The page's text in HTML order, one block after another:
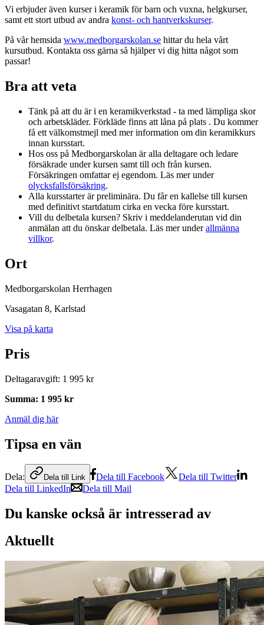
Vi erbjuder även kurser i keramik för barn och vuxna, helgkurser,
samt ett stort utbud av andra konst- och hantverkskurser.
På vår hemsida www.medborgarskolan.se hittar du hela vårt
kursutbud. Kontakta oss gärna så hjälper vi dig hitta något som
passar!
Bra att veta
Tänk på att du är i en keramikverkstad - ta med lämpliga skor
och arbetskläder. Förkläde finns att låna på plats . Du kommer
få ett välkomstmejl med mer information om din keramikkurs
innan kursstart.
Hos oss på Medborgarskolan är alla deltagare och ledare
försäkrade under kursen samt till och från kursen.
Försäkringen omfattar ej egendom. Läs mer under
olycksfallsförsäkring.
Alla kursstarter är preliminära. Du får en kallelse till kursen
med definitivt startdatum cirka en vecka före kursstart.
Vill du delbetala kursen? Skriv i meddelanderutan vid din
anmälan att du önskar delbetala. Läs mer underallmänna
villkor.
Ort
Medborgarskolan Herrhagen
Vasagatan 8, Karlstad
Visa på karta
Pris
Deltagaravgift: 1 995 kr
Summa: 1 995 kr
Anmäl dig här
Tipsa en vän
Dela: Dela till Link Dela till Facebook
Dela till Twitter
Dela till LinkedIn
Dela till Mail
Du kanske också är intresserad av
Aktuellt